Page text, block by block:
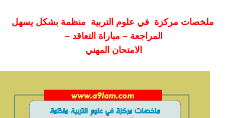
ملخصات مركزة في علوم التربية منظمة بشكل يسهل
المراجعة – مباراة التعاقد –
الامتحان المهني